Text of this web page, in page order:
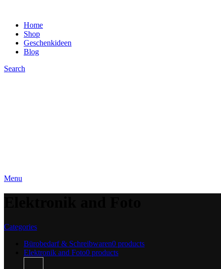
Home
Shop
Geschenkideen
Blog
Search
Menu
Categories
Bürobedarf & Schreibwaren0 products
Elektronik and Foto0 products